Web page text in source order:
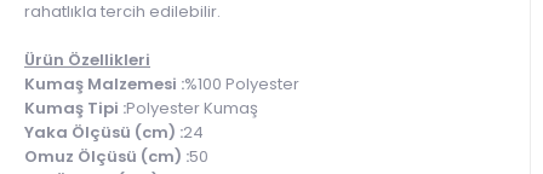
rahatlıkla tercih edilebilir.
Ürün Özellikleri
Kumaş Malzemesi :%100 Polyester
Kumaş Tipi :Polyester Kumaş
Yaka Ölçüsü (cm) :24
Omuz Ölçüsü (cm) :50